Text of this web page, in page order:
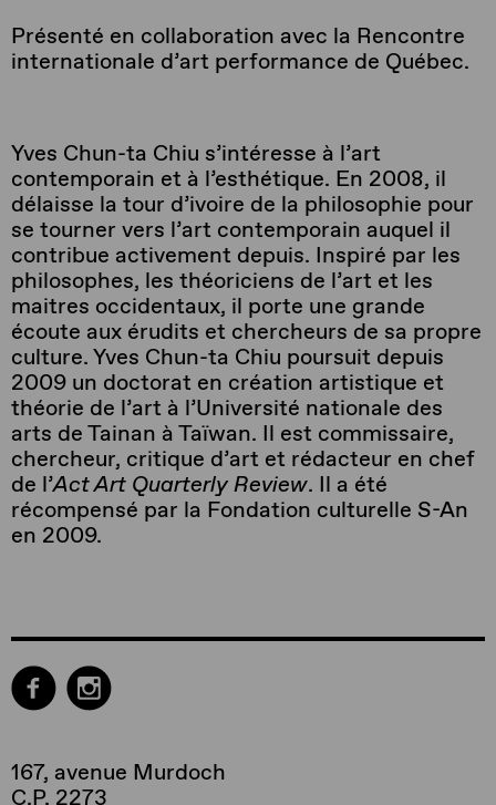
Présenté en collaboration avec la Rencontre
internationale d’art performance de Québec.
Yves Chun-ta Chiu s’intéresse à l’art
contemporain et à l’esthétique. En 2008, il
délaisse la tour d’ivoire de la philosophie pour
se tourner vers l’art contemporain auquel il
contribue activement depuis. Inspiré par les
philosophes, les théoriciens de l’art et les
maitres occidentaux, il porte une grande
écoute aux érudits et chercheurs de sa propre
culture. Yves Chun-ta Chiu poursuit depuis
2009 un doctorat en création artistique et
théorie de l’art à l’Université nationale des
arts de Tainan à Taïwan. Il est commissaire,
chercheur, critique d’art et rédacteur en chef
de l’Act Art Quarterly Review. Il a été
récompensé par la Fondation culturelle S-An
en 2009.
167, avenue Murdoch
C.P. 2273